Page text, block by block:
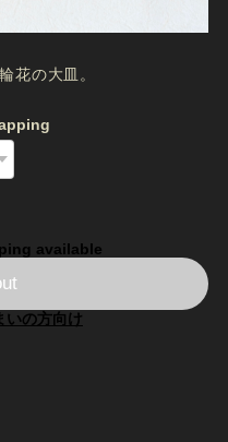
花の大皿。
available
いの方向け